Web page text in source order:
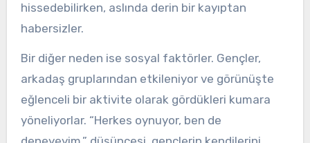
hissedebilirken, aslında derin bir kayıptan
habersizler.
Bir diğer neden ise sosyal faktörler. Gençler,
arkadaş gruplarından etkileniyor ve görünüşte
eğlenceli bir aktivite olarak gördükleri kumara
yöneliyorlar. “Herkes oynuyor, ben de